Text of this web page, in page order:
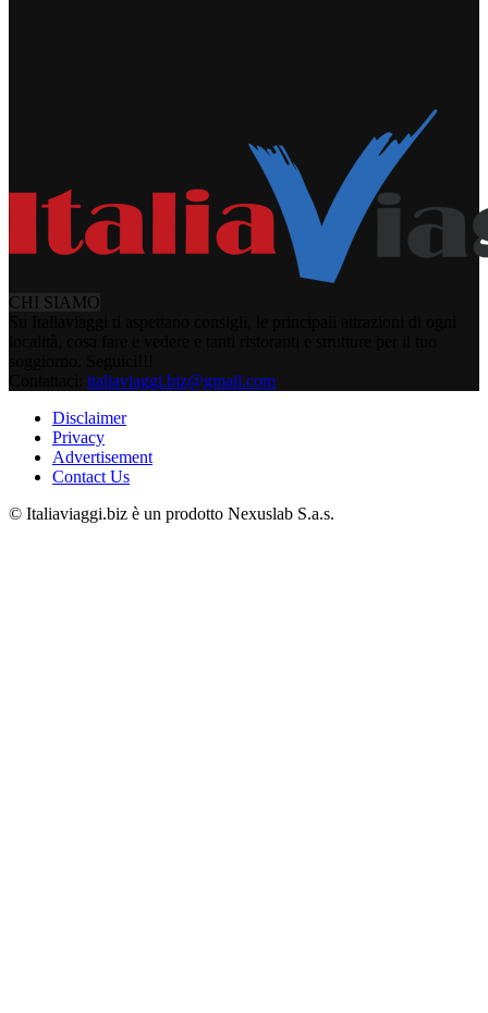
CHI SIAMO
italiaviaggi.biz@gmail.com
Disclaimer
Privacy
Advertisement
Contact Us
© Italiaviaggi.biz è un prodotto Nexuslab S.a.s.